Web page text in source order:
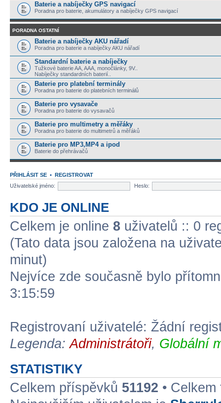
Baterie a nabíječky GPS navigací
Poradna pro baterie, akumulátory a nabíječky GPS navigací
PORADNA OSTATNÍ
Baterie a nabíječky AKU nářadí
Poradna pro baterie a nabíječky AKU nářadí
Standardní baterie a nabíječky
Tužkové baterie AA, AAA, monočlánky, 9V..
Nabíječky standardních baterií..
Baterie pro platební terminály
Poradna pro baterie do platebních terminálů
Baterie pro vysavače
Poradna pro baterie do vysavačů
Baterie pro multimetry a měřáky
Poradna pro baterie do multimetrů a měřáků
Baterie pro MP3,MP4 a ipod
Baterie do přehrávačů
PŘIHLÁSIT SE • REGISTROVAT
Uživatelské jméno:
Heslo:
KDO JE ONLINE
Celkem je online 8 uživatelů :: 0
(Tato data jsou založena na
minut)
Nejvíce zde současně bylo
3:15:59
Registrovaní uživatelé: Žádní
Legenda:Administrátoři, Globální
STATISTIKY
Celkem příspěvků 51192 •